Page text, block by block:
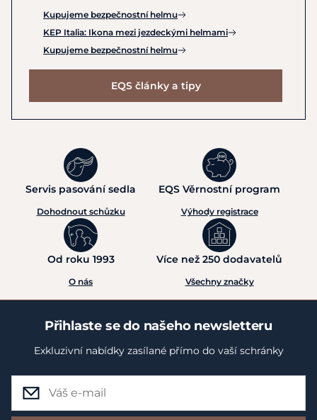
Kupujeme bezpečnostní helmu
KEP Italia: Ikona mezi jezdeckými helmami
Kupujeme bezpečnostní helmu
EQS články a tipy
Servis pasování sedla
Dohodnout schůzku
EQS Věrnostní program
Výhody registrace
Od roku 1993
O nás
Více než 250 dodavatelů
Všechny značky
Přihlaste se do našeho newsletteru
Exkluzivní nabídky zasílané přímo do vaší schránky